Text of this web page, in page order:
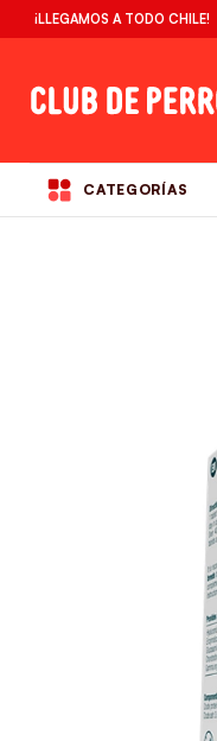
¡LLEGAMOS A TODO CHILE!
CATEGORÍAS
RM